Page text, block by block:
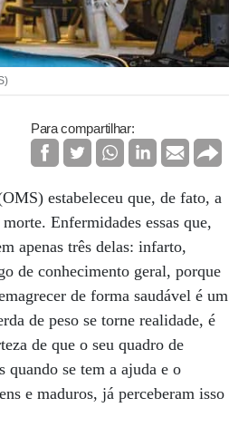
Para compartilhar:
estabeleceu que, de fato, a
Enfermidades essas que,
apenas três delas: infarto,
de conhecimento geral, porque
de forma saudável é um
de peso se torne realidade, é
de que o seu quadro de
quando se tem a ajuda e o
e maduros, já perceberam isso